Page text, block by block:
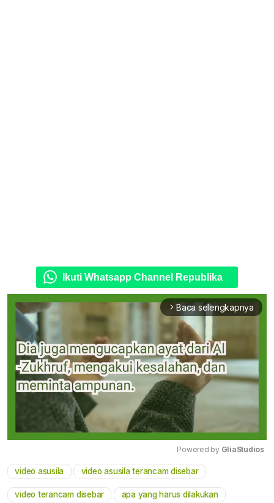
Ikuti Whatsapp Channel Republika
arrow_forward_ios Baca selengkapnya
Powered by GliaStudios
video asusila video asusila terancam disebar
video terancam disebar apa yang harus dilakukan